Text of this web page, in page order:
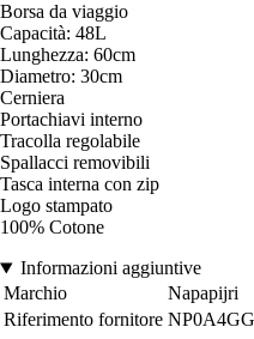
Borsa da viaggio
Capacità: 48L
Lunghezza: 60cm
Diametro: 30cm
Cerniera
Portachiavi interno
Tracolla regolabile
Spallacci removibili
Tasca interna con zip
Logo stampato
100% Cotone
Informazioni aggiuntive
Marchio
Napapijri
Riferimento fornitore